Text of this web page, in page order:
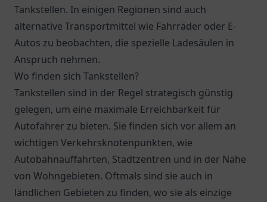
Tankstellen. In einigen Regionen sind auch
alternative Transportmittel wie Fahrräder oder E-
Autos zu beobachten, die spezielle Ladesäulen in
Anspruch nehmen.
Wo finden sich Tankstellen?
Tankstellen sind in der Regel strategisch günstig
gelegen, um eine maximale Erreichbarkeit für
Autofahrer zu bieten. Sie finden sich vor allem an
wichtigen Verkehrsknotenpunkten, wie
Autobahnauffahrten, Stadtzentren und in der Nähe
von Wohngebieten. Oftmals sind sie auch in
ländlichen Gebieten zu finden, wo sie als einzige